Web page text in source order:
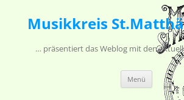
Musikkreis
… präsentiert das Weblog mit den
Menü Zum